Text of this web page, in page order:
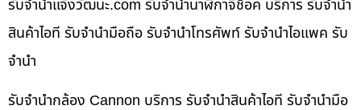
รับจํานําแจ้งวัฒนะ.com รับจำนำนาฬิกาจีช็อค บริการ รับจำนำ
สินค้าไอที รับจำนำมือถือ รับจำนำโทรศัพท์ รับจำนำไอแพค รับ
จำนำ
รับจำนำกล้อง Cannon บริการ รับจำนำสินค้าไอที รับจำนำมือ